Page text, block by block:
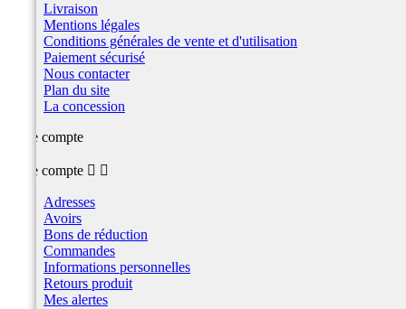
Livraison
Mentions légales
Conditions générales de vente et d'utilisation
Paiement sécurisé
Nous contacter
Plan du site
La concession
Votre compte
Votre compte  
Adresses
Avoirs
Bons de réduction
Commandes
Informations personnelles
Retours produit
Mes alertes